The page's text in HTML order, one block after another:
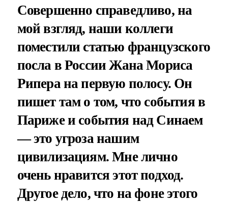
Совершенно справедливо, на
мой взгляд, наши коллеги
поместили статью французского
посла в России Жана Мориса
Рипера на первую полосу. Он
пишет там о том, что события в
Париже и события над Синаем
— это угроза нашим
цивилизациям. Мне лично
очень нравится этот подход.
Другое дело, что на фоне этого